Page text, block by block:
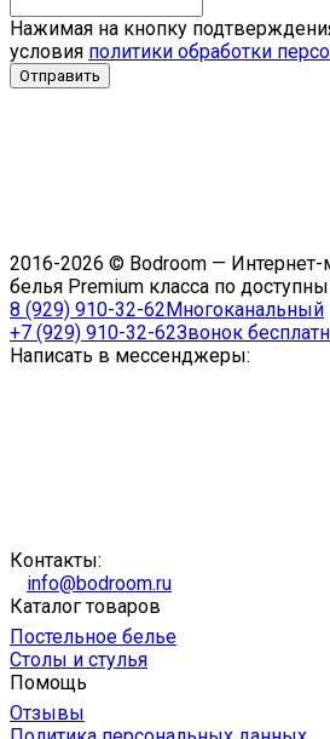
Нажимая на кнопку
условия политики обработки
2016-2026 © Bodroom — Интернет-
белья Premium класса по
8 (929) 910-32-62 Многоканальный
+7 (929) 910-32-62Звонок
Написать в мессенджеры:
Контакты:
info@bodroom.ru
Каталог товаров
Постельное белье
Столы и стулья
Помощь
Отзывы